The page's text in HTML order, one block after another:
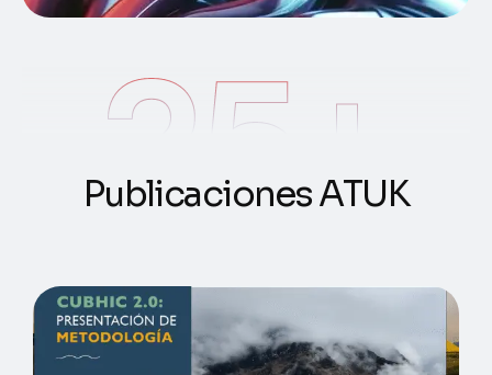
25+
PublicacionesATUK
CUBHIC 2.0: Cuantificación de
Beneficios Hidrológicos de
Intervenciones en Cuencas